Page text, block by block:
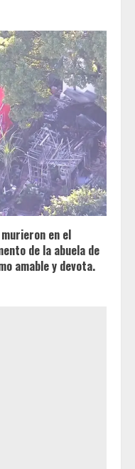
en el
de la abuela de
amable y devota.